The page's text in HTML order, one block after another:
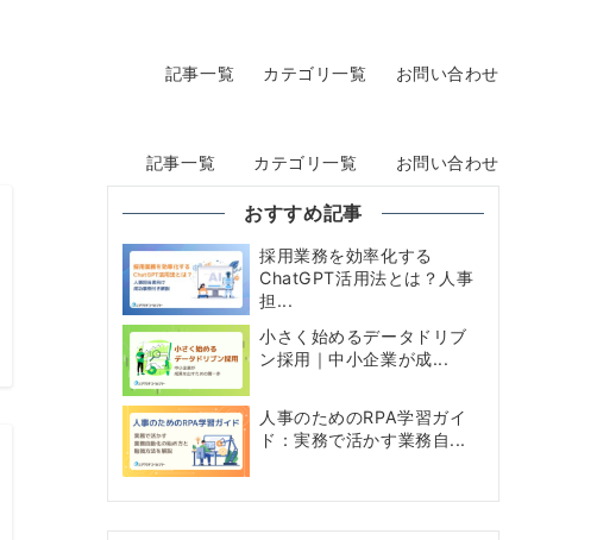
記事一覧 カテゴリ一覧 お問い合わせ
記事一覧 カテゴリ一覧 お問い合わせ
おすすめ記事
採用業務を効率化する
ChatGPT活用法とは？人事
担...
小さく始めるデータドリブ
ン採用｜中小企業が成...
人事のためのRPA学習ガイ
ド：実務で活かす業務自...